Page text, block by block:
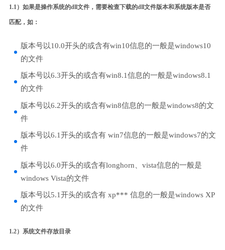
1.1）如果是操作系统的dll文件，需要检查下载的dll文件版本和系统版本是否
匹配，如：
版本号以10.0开头的或含有win10信息的一般是windows10
的文件
版本号以6.3开头的或含有win8.1信息的一般是windows8.1
的文件
版本号以6.2开头的或含有win8信息的一般是windows8的文
件
版本号以6.1开头的或含有 win7信息的一般是windows7的文
件
版本号以6.0开头的或含有longhorn、vista信息的一般是
windows Vista的文件
版本号以5.1开头的或含有 xp*** 信息的一般是windows XP
的文件
1.2）系统文件存放目录